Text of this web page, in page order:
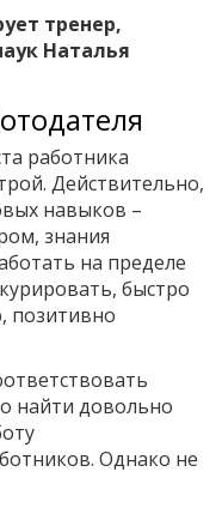
тренер,
Наталья
работника
Действительно,
навыков –
знания
на пределе
быстро
позитивно
найти довольно
Однако не